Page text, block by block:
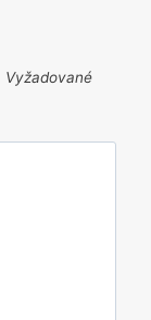
Vyžadované